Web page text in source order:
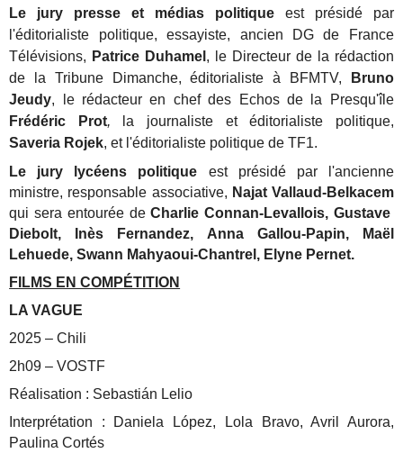
Le jury presse et médias politiqueest présidé par
l'éditorialiste politique, essayiste, ancien DG de France
Télévisions, Patrice Duhamel , le Directeur de la rédaction
de la Tribune Dimanche, éditorialiste à BFMTV,
Bruno
Jeudy, le rédacteur en chef des Echos de la Presqu'île
Frédéric Prot, la journaliste et éditorialiste politique,
Saveria Rojek, et l'éditorialiste politique de TF1.
Le jury lycéens politique est présidé par l'ancienne
ministre, responsable associative, Najat Vallaud-Belkacem
qui sera entourée deCharlie Connan-Levallois, Gustave
Diebolt, Inès Fernandez, Anna Gallou-Papin, Maël
Lehuede, Swann Mahyaoui-Chantrel, Elyne Pernet.
FILMS EN COMPÉTITION
LA VAGUE
2025 – Chili
2h09 – VOSTF
Réalisation : Sebastián Lelio
Interprétation : Daniela López, Lola Bravo, Avril Aurora,
Paulina Cortés